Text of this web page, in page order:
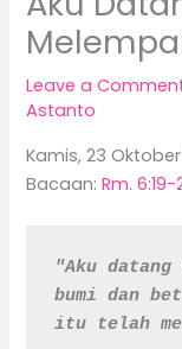
Leave a
Astanto
Kamis, 23
Bacaan:Rm. 6:19-
"Aku datang
bumi dan
itu telah